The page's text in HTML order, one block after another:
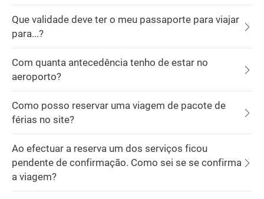
Que validade deve ter o meu passaporte para viajar
para...?
Com quanta antecedência tenho de estar no
aeroporto?
Como posso reservar uma viagem de pacote de
férias no site?
Ao efectuar a reserva um dos serviços ficou
pendente de confirmação. Como sei se se confirma
a viagem?